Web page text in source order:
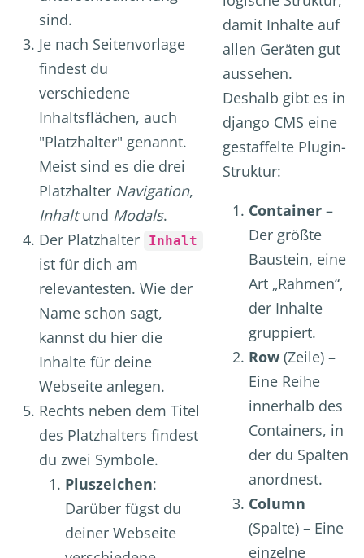
sind.
Je nach Seitenvorlage
findest du
verschiedene
Inhaltsflächen, auch
"Platzhalter" genannt.
Meist sind es die drei
Platzhalter Navigation,
Inhaltund Modals.
Der Platzhalter
Inhalt
ist für dich am
relevantesten. Wie der
Name schon sagt,
kannst du hier die
Inhalte für deine
Webseite anlegen.
Rechts neben dem Titel
des Platzhalters findest
du zwei Symbole.
Pluszeichen:
Darüber fügst du
deiner Webseite
damit Inhalte auf
allen Geräten gut
aussehen.
Deshalb gibt es in
django CMS eine
gestaffelte Plugin-
Struktur:
Container–
Der größte
Baustein, eine
Art „Rahmen“,
der Inhalte
gruppiert.
Row(Zeile) –
Eine Reihe
innerhalb des
Containers, in
der du Spalten
anordnest.
Column
(Spalte) – Eine
einzelne